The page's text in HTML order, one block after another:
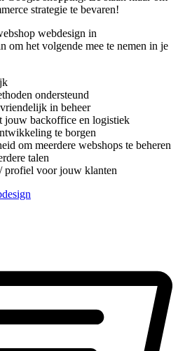
strategie te bevaren!
webdesign in
om het volgende mee te nemen in je
ondersteund
in beheer
jouw backoffice en logistiek
te borgen
om meerdere webshops te beheren
talen
profiel voor jouw klanten